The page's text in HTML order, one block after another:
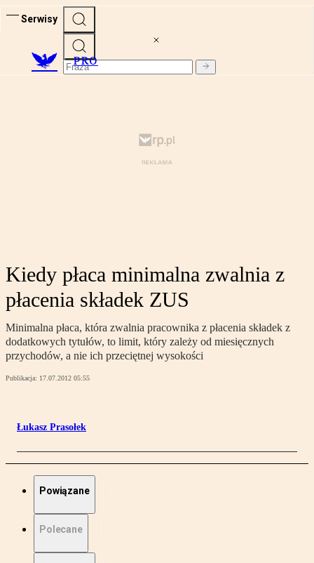
Serwisy
PRO
Kiedy płaca minimalna zwalnia z
płacenia składek ZUS
Minimalna płaca, która zwalnia pracownika z płacenia składek z
dodatkowych tytułów, to limit, który zależy od miesięcznych
przychodów, a nie ich przeciętnej wysokości
Publikacja: 17.07.2012 05:55
Łukasz Prasołek
Powiązane
Polecane